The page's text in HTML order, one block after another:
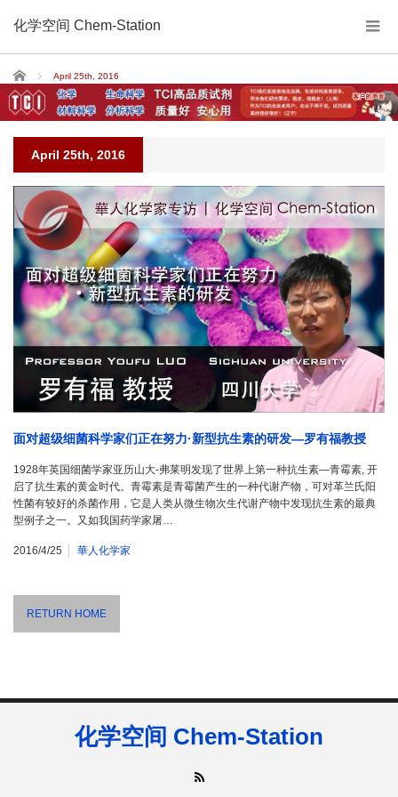
化学空间 Chem-Station
Home April 25th, 2016
April 25th, 2016
面对超级细菌科学家们正在努力·新型抗生素的研发—罗有福教授
1928年英国细菌学家亚历山大-弗莱明发现了世界上第一种抗生素—青霉素, 开
启了抗生素的黄金时代。青霉素是青霉菌产生的一种代谢产物，可对革兰氏阳
性菌有较好的杀菌作用，它是人类从微生物次生代谢产物中发现抗生素的最典
型例子之一。又如我国药学家屠…
2016/4/25 華人化学家
RETURN HOME
化学空间 Chem-Station